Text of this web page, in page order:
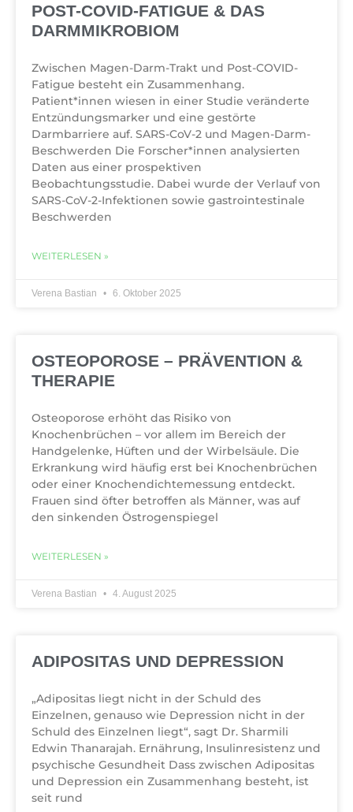
POST-COVID-FATIGUE & DAS
DARMMIKROBIOM
Zwischen Magen-Darm-Trakt und Post-COVID-
Fatigue besteht ein Zusammenhang.
Patient*innen wiesen in einer Studie veränderte
Entzündungsmarker und eine gestörte
Darmbarriere auf. SARS-CoV-2 und Magen-Darm-
Beschwerden Die Forscher*innen analysierten
Daten aus einer prospektiven
Beobachtungsstudie. Dabei wurde der Verlauf von
SARS-CoV-2-Infektionen sowie gastrointestinale
Beschwerden
WEITERLESEN »
Verena Bastian 6. Oktober 2025
OSTEOPOROSE – PRÄVENTION &
THERAPIE
Osteoporose erhöht das Risiko von
Knochenbrüchen – vor allem im Bereich der
Handgelenke, Hüften und der Wirbelsäule. Die
Erkrankung wird häufig erst bei Knochenbrüchen
oder einer Knochendichtemessung entdeckt.
Frauen sind öfter betroffen als Männer, was auf
den sinkenden Östrogenspiegel
WEITERLESEN »
Verena Bastian 4. August 2025
ADIPOSITAS UND DEPRESSION
„Adipositas liegt nicht in der Schuld des
Einzelnen, genauso wie Depression nicht in der
Schuld des Einzelnen liegt“, sagt Dr. Sharmili
Edwin Thanarajah. Ernährung, Insulinresistenz und
psychische Gesundheit Dass zwischen Adipositas
und Depression ein Zusammenhang besteht, ist
seit rund